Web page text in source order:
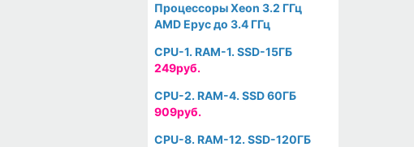
Процессоры Xeon 3.2 ГГц
AMD Epyc до 3.4 ГГц
CPU-1. RAM-1. SSD-15ГБ
249руб.
CPU-2. RAM-4. SSD 60ГБ
909руб.
CPU-8. RAM-12. SSD-120ГБ